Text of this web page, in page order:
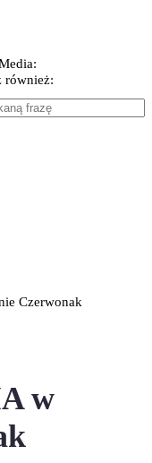
również:
Czerwonak
w